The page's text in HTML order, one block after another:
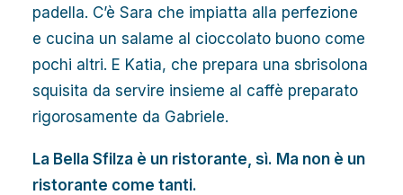
padella. C’è Sara che impiatta alla perfezione
e cucina un salame al cioccolato buono come
pochi altri. E Katia, che prepara una sbrisolona
squisita da servire insieme al caffè preparato
rigorosamente da Gabriele.
La Bella Sfilza è un ristorante, sì. Ma non è un
ristorante come tanti.